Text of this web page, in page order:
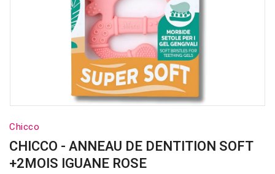
Chicco
CHICCO - ANNEAU DE DENTITION SOFT
+2MOIS IGUANE ROSE